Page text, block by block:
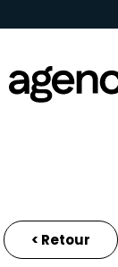
< Retour